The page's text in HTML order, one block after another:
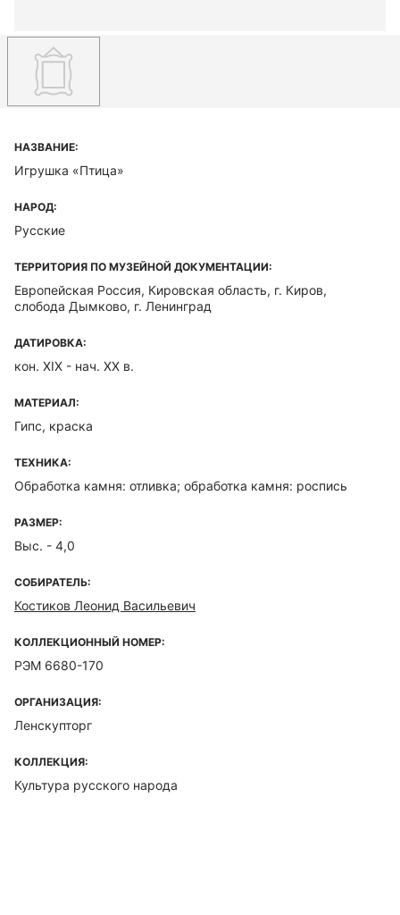
НАЗВАНИЕ:
Игрушка «Птица»
НАРОД:
Русские
ТЕРРИТОРИЯ ПО МУЗЕЙНОЙ ДОКУМЕНТАЦИИ:
Европейская Россия, Кировская область, г. Киров,
слобода Дымково, г. Ленинград
ДАТИРОВКА:
кон. XIX - нач. ХХ в.
МАТЕРИАЛ:
Гипс, краска
ТЕХНИКА:
Обработка камня: отливка; обработка камня: роспись
РАЗМЕР:
Выс. - 4,0
СОБИРАТЕЛЬ:
Костиков Леонид Васильевич
КОЛЛЕКЦИОННЫЙ НОМЕР:
РЭМ 6680-170
ОРГАНИЗАЦИЯ:
Ленскупторг
КОЛЛЕКЦИЯ:
Культура русского народа